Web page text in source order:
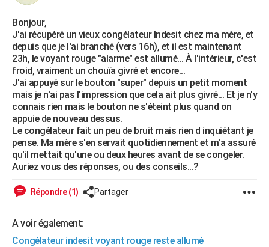
HIGH-TECH
Mobiles
Meilleur smartphone
Internet
Ordinateurs
Jeux vidéo
Guide high-tech
+BRICOLAGE
Forum
Aménagement intérieur
Extérieur
Cuisine
Salle de bains
Jardinage
Rangement
WEEK-END
Guides de France
Escapades
Patrimoine
Expositions
Musées
Week-end nature
LIFESTYLE
Art de vivre
Bien-être
Loisirs
Modes de vie
SANTE
Alimentation
Guide de la santé
Maladies
Médicaments
Sommeil
VOYAGE
Destinations
City break
Voyage nature
Voyage de noces
Forum
Climat
+PHOTO
GUIDES D'ACHAT
CARTE DE VOEUX
Bonjour,
J'ai récupéré un vieux congélateur Indesit chez ma mère, et
depuis que je l'ai branché (vers 16h), et il est maintenant
23h, le voyant rouge "alarme" est allumé... À l'intérieur, c'est
froid, vraiment un chouïa givré et encore...
J'ai appuyé sur le bouton "super" depuis un petit moment
mais je n'ai pas l'impression que cela ait plus givré... Et je n'y
connais rien mais le bouton ne s'éteint plus quand on
appuie de nouveau dessus.
Le congélateur fait un peu de bruit mais rien d inquiétant je
pense. Ma mère s'en servait quotidiennement et m'a assuré
qu'il mettait qu'une ou deux heures avant de se congeler.
Auriez vous des réponses, ou des conseils...?
Répondre (1) Partager
A voir également:
Congélateur indesit voyant rouge reste allumé